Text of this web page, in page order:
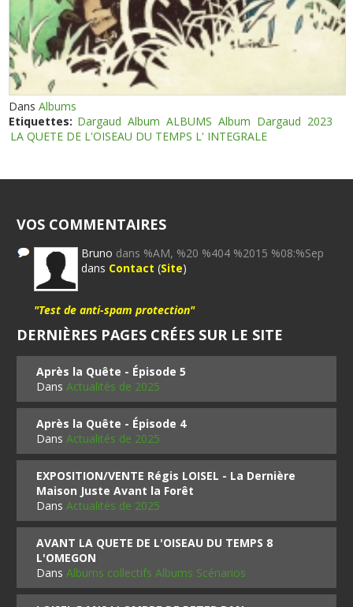
DansAlbums
Etiquettes: Dargaud Album ALBUMS Album Dargaud 2023
LA QUETE DE L'OISEAU DU TEMPS L' INTEGRALE
VOS COMMENTAIRES
Bruno dans %AM, %20 %404 %2015 %08:%Sep
dans Contact (Site)
"Test de anti-spam protection"
DERNIÈRES PAGES CRÉES SUR LE SITE
Après la Quête - Épisode 5
DansActualités de 2025
Après la Quête - Épisode 4
DansActualités de 2025
EXPOSITION/VENTE Régis LOISEL - La Dernière
Maison Juste Avant la Forêt
DansActualités de 2025
AVANT LA QUETE DE L'OISEAU DU TEMPS 8
L'OMEGON
DansAlbums collectifs Albums Scénarios